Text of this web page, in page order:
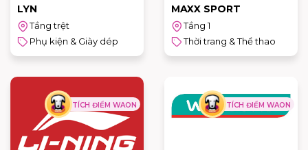
LYN
Tầng trệt
Phụ kiện & Giày dép
MAXX SPORT
Tầng 1
Thời trang & Thể thao
TÍCH ĐIỂM WAON TÍCH ĐIỂM WAON